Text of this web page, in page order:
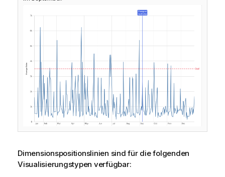
Dimensionspositionslinien sind für die folgenden
Visualisierungstypen verfügbar: